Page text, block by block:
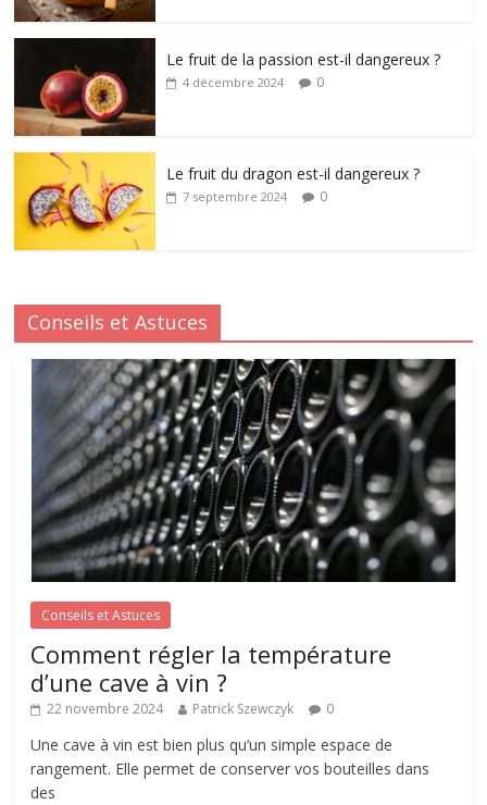
Le fruit de la passion est-il dangereux ?
4 décembre 2024 0
Le fruit du dragon est-il dangereux ?
7 septembre 2024 0
Conseils et Astuces
Conseils et Astuces
Comment régler la température
d’une cave à vin ?
22 novembre 2024 Patrick Szewczyk 0
Une cave à vin est bien plus qu’un simple espace de
rangement. Elle permet de conserver vos bouteilles dans
des